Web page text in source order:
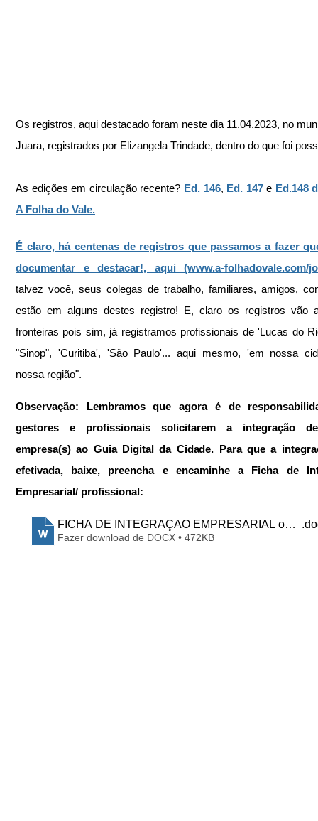
Os registros, aqui destacado foram neste dia 11.04.2023, no
Juara, registrados por Elizangela Trindade, dentro do que foi
As edições em circulação recente? Ed. 146, Ed. 147 e Ed.148
A Folha do Vale.
É claro, há centenas de registros que passamos a fazer
documentar e destacar!, aqui (www.a-folhadovale.com/
talvez você, seus colegas de trabalho, familiares, amigos,
estão em alguns destes registro! E, claro os registros vão
fronteiras pois sim, já registramos profissionais de 'Lucas do
"Sinop", 'Curitiba', 'São Paulo'... aqui mesmo, 'em nossa
nossa região".
Observação: Lembramos que agora é de
gestores e profissionais solicitarem a integração
empresa(s) ao Guia Digital da Cidade. Para que a
efetivada, baixe, preencha e encaminhe a Ficha de
Empresarial/ profissional:
FICHA DE INTEGRAÇAO EMPRESARIAL ou
Fazer download de DOCX • 472KB